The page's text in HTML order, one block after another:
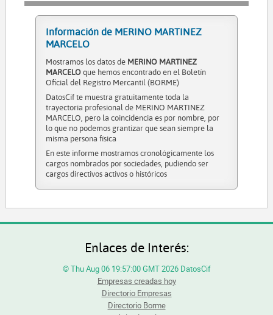
Información de MERINO MARTINEZ
MARCELO
Mostramos los datos de MERINO MARTINEZ
MARCELOque hemos encontrado en el Boletín
Oficial del Registro Mercantil (BORME)
DatosCif te muestra gratuitamente toda la
trayectoria profesional de MERINO MARTINEZ
MARCELO, pero la coincidencia es por nombre, por
lo que no podemos grantizar que sean siempre la
misma persona física
En este informe mostramos cronológicamente los
cargos nombrados por sociedades, pudiendo ser
cargos directivos activos o históricos
Enlaces de Interés:
© Thu Aug 06 19:57:00 GMT 2026 DatosCif
Empresas creadas hoy
Directorio Empresas
Directorio Borme